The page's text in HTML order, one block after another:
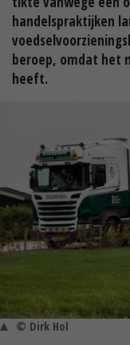
handelspraktijken
beroep, omdat het
heeft.
© Dirk Hol